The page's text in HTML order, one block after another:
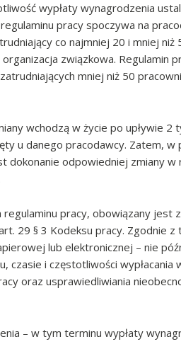
wypłaty wynagrodzenia
pracy spoczywa na
co najmniej 20 i mniej
związkowa. Regulamin
mniej niż 50
wchodzą w życie po upływie 2
u danego pracodawcy. Zatem, w
dokonanie odpowiedniej zmiany
regulaminu pracy, obowiązany jest
29 § 3 Kodeksu pracy. Zgodnie
lub elektronicznej – nie
czasie i częstotliwości
oraz usprawiedliwiania
– w tym terminu wypłaty